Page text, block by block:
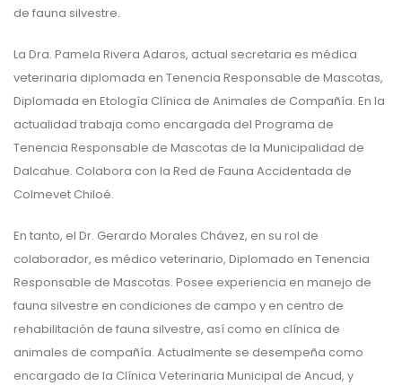
de fauna silvestre.
La Dra. Pamela Rivera Adaros, actual secretaria es médica
veterinaria diplomada en Tenencia Responsable de Mascotas,
Diplomada en Etología Clínica de Animales de Compañía. En la
actualidad trabaja como encargada del Programa de
Tenencia Responsable de Mascotas de la Municipalidad de
Dalcahue. Colabora con la Red de Fauna Accidentada de
Colmevet Chiloé.
En tanto, el Dr. Gerardo Morales Chávez, en su rol de
colaborador, es médico veterinario, Diplomado en Tenencia
Responsable de Mascotas. Posee experiencia en manejo de
fauna silvestre en condiciones de campo y en centro de
rehabilitación de fauna silvestre, así como en clínica de
animales de compañía. Actualmente se desempeña como
encargado de la Clínica Veterinaria Municipal de Ancud, y